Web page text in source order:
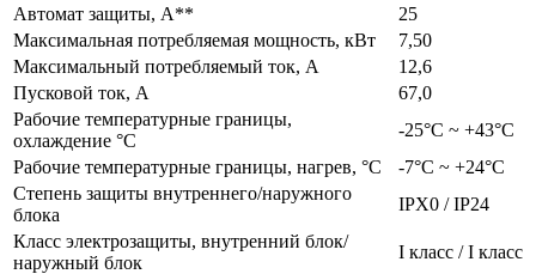
Автомат защиты, А**
25
Максимальная потребляемая мощность, кВт
7,50
Максимальный потребляемый ток, А
12,6
Пусковой ток, А
67,0
Рабочие температурные границы,
охлаждение °C
-25°С ~ +43°С
Рабочие температурные границы, нагрев, °C
-7°С ~ +24°С
Степень защиты внутреннего/наружного
блока
IPX0 / IP24
Класс электрозащиты, внутренний блок/
наружный блок
I класс / I класс